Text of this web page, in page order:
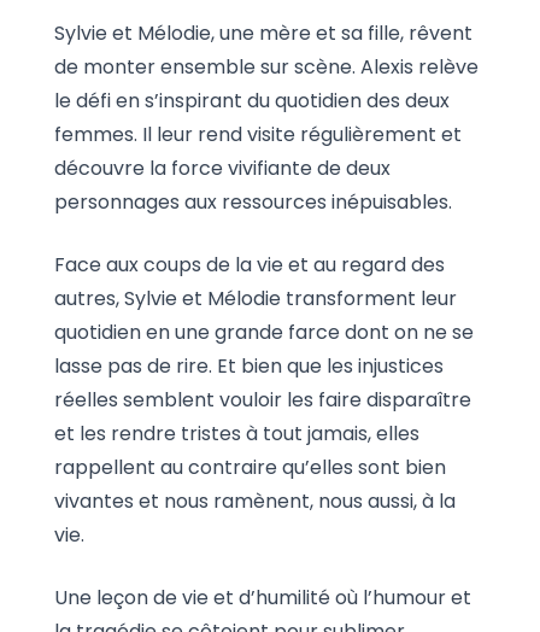
Sylvie et Mélodie, une mère et sa fille, rêvent
de monter ensemble sur scène. Alexis relève
le défi en s’inspirant du quotidien des deux
femmes. Il leur rend visite régulièrement et
découvre la force vivifiante de deux
personnages aux ressources inépuisables.
Face aux coups de la vie et au regard des
autres, Sylvie et Mélodie transforment leur
quotidien en une grande farce dont on ne se
lasse pas de rire. Et bien que les injustices
réelles semblent vouloir les faire disparaître
et les rendre tristes à tout jamais, elles
rappellent au contraire qu’elles sont bien
vivantes et nous ramènent, nous aussi, à la
vie.
Une leçon de vie et d’humilité où l’humour et